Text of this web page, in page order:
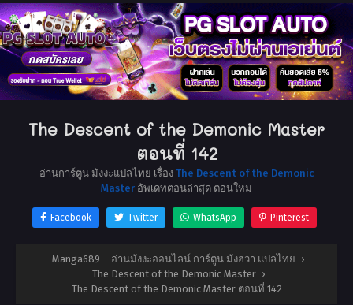
The Descent of the Demonic Master
ตอนที่ 142
อ่านการ์ตูน มังงะแปลไทย เรื่อง The Descent of the Demonic
Master อัพเดทตอนล่าสุด ตอนใหม่
Facebook Twitter WhatsApp Pinterest
Manga689 – อ่านมังงะออนไลน์ การ์ตูน มังฮวา แปลไทย ›
The Descent of the Demonic Master ›
The Descent of the Demonic Master ตอนที่ 142